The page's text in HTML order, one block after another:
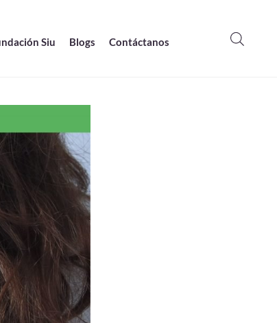
Siu Blogs Contáctanos